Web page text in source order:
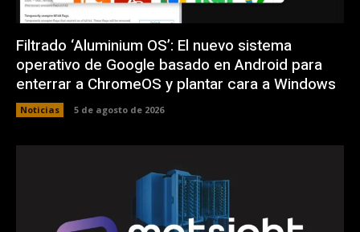
Filtrado ‘Aluminium OS’: El nuevo sistema
operativo de Google basado en Android para
enterrar a ChromeOS y plantar cara a Windows
Noticias 5 de agosto de 2026